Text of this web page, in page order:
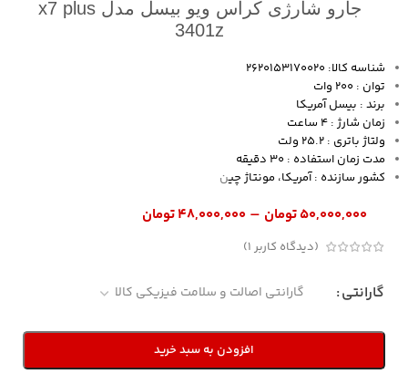
جارو شارژی کراس ویو بیسل مدل x7 plus
3401z
شناسه کالا: 2620153170020
توان : 200 وات
برند : بیسل آمریکا
زمان شارژ : 4 ساعت
ولتاژ باتری : 25.2 ولت
مدت زمان استفاده : 30 دقیقه
کشور سازنده : آمریکا، مونتاژ چین
۵۰,۰۰۰,۰۰۰تومان – ۴۸,۰۰۰,۰۰۰تومان
(دیدگاه کاربر 1
)
گارانتی
افزودن به سبد خرید